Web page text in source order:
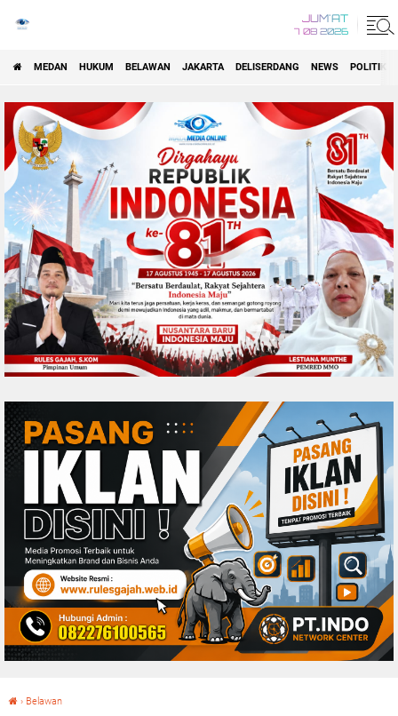
JUM'AT
7 08 2026
MEDAN HUKUM BELAWAN JAKARTA DELISERDANG NEWS POLITIK
› Belawan